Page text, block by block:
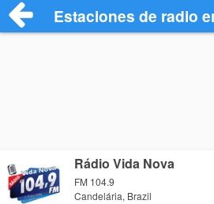
Estaciones de radio
Rádio Vida Nova
FM 104.9
Candelária, Brazil